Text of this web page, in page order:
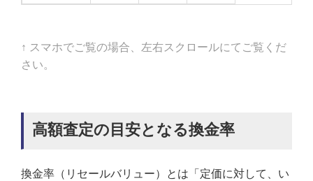
↑ スマホでご覧の場合、左右スクロールにてご覧くだ
さい。
高額査定の目安となる換金率
換金率（リセールバリュー）とは「定価に対して、い